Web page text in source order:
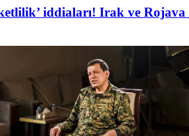
iddiaları! Irak ve Rojava